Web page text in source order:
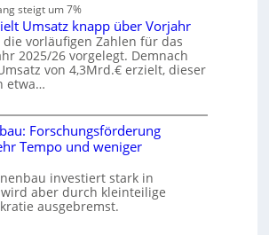
steigt um 7%
Umsatz knapp über Vorjahr
vorläufigen Zahlen für das
2025/26 vorgelegt. Demnach
von 4,3Mrd.€ erzielt, dieser
etwa…
Forschungsförderung
Tempo und weniger
investiert stark in
wird aber durch kleinteilige
ausgebremst.